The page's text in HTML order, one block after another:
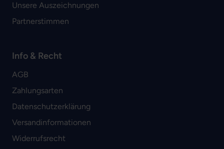
Unsere Auszeichnungen
Partnerstimmen
Info & Recht
AGB
Zahlungsarten
Datenschutzerklärung
Versandinformationen
Widerrufsrecht